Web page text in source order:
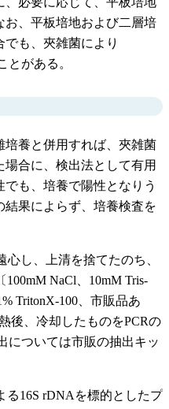
、平板培地および二層培
も、夾雑菌により
とがある。
養と併用すれば、夾雑菌
合に、検出法として有用
も、培養で陽性となりう
結果によらず、培養検査を
心し、上清を捨てたのち、
NaCl、10mM Tris-
TritonX-100、市販品あ
後、冷却したものをPCRの
については市販の抽出キッ
る16S rDNAを標的としたプ